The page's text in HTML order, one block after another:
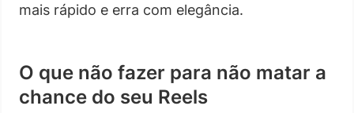
mais rápido e erra com elegância.
O que não fazer para não matar a
chance do seu Reels